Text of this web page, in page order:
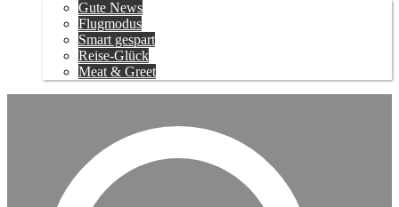
Gute News
Flugmodus
Smart gespart
Reise-Glück
Meat & Greet